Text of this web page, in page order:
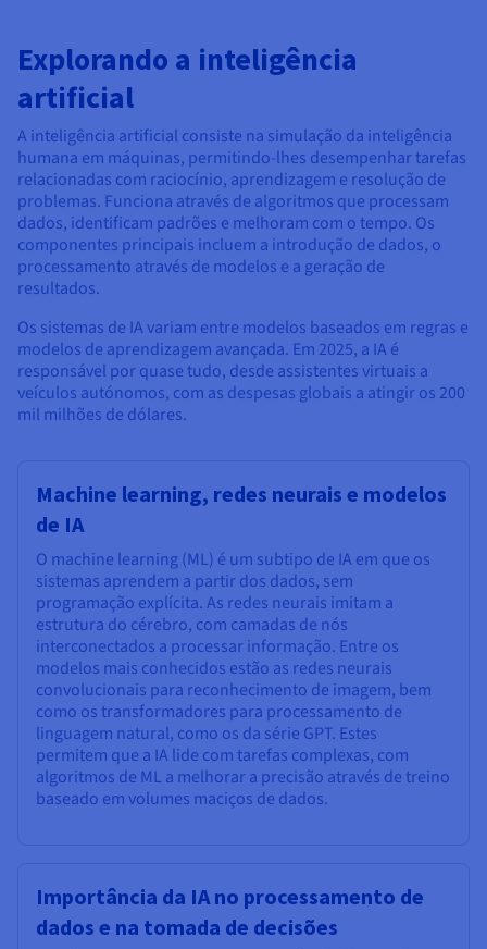
Explorando a inteligência
artificial
A inteligência artificial consiste na simulação da inteligência
humana em máquinas, permitindo-lhes desempenhar tarefas
relacionadas com raciocínio, aprendizagem e resolução de
problemas. Funciona através de algoritmos que processam
dados, identificam padrões e melhoram com o tempo. Os
componentes principais incluem a introdução de dados, o
processamento através de modelos e a geração de
resultados.
Os sistemas de IA variam entre modelos baseados em regras e
modelos de aprendizagem avançada. Em 2025, a IA é
responsável por quase tudo, desde assistentes virtuais a
veículos autónomos, com as despesas globais a atingir os 200
mil milhões de dólares.
Machine learning, redes neurais e modelos
de IA
O machine learning (ML) é um subtipo de IA em que os
sistemas aprendem a partir dos dados, sem
programação explícita. As redes neurais imitam a
estrutura do cérebro, com camadas de nós
interconectados a processar informação. Entre os
modelos mais conhecidos estão as redes neurais
convolucionais para reconhecimento de imagem, bem
como os transformadores para processamento de
linguagem natural, como os da série GPT. Estes
permitem que a IA lide com tarefas complexas, com
algoritmos de ML a melhorar a precisão através de treino
baseado em volumes maciços de dados.
Importância da IA no processamento de
dados e na tomada de decisões